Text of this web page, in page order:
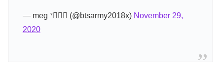
— meg ⁷🧚🏼‍♀️ (@btsarmy2018x) November 29,
2020